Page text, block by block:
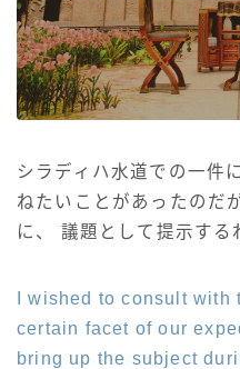
頭装備ギミックあり
ネイル
シラディハ水道での一件
ねたいことがあったのだ
に、 議題として提示する
I wished to consult with
certain facet of our
bring up the subject